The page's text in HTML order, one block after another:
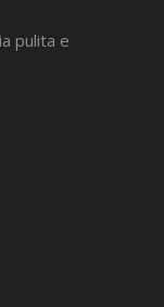
pulita e